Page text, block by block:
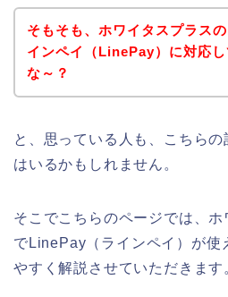
そもそも、ホワイタスプラス
インペイ（LinePay）に対応
な～？
と、思っている人も、こちら
はいるかもしれません。
そこでこちらのページでは、
でLinePay（ラインペイ）が使
やすく解説させていただきます